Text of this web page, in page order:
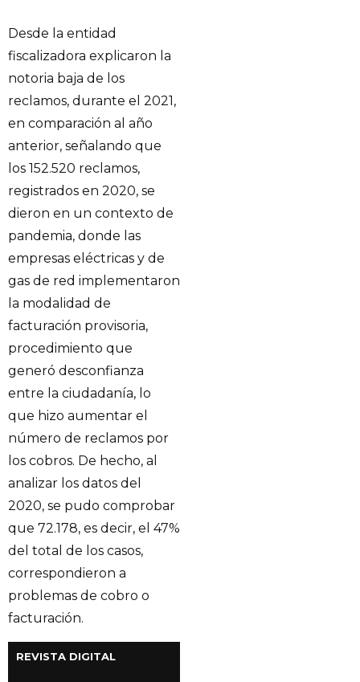
Desde la entidad
fiscalizadora explicaron la
notoria baja de los
reclamos, durante el 2021,
en comparación al año
anterior, señalando que
los 152.520 reclamos,
registrados en 2020, se
dieron en un contexto de
pandemia, donde las
empresas eléctricas y de
gas de red implementaron
la modalidad de
facturación provisoria,
procedimiento que
generó desconfianza
entre la ciudadanía, lo
que hizo aumentar el
número de reclamos por
los cobros. De hecho, al
analizar los datos del
2020, se pudo comprobar
que 72.178, es decir, el 47%
del total de los casos,
correspondieron a
problemas de cobro o
facturación.
REVISTA DIGITAL